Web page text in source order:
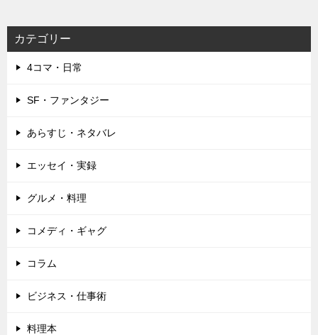
カテゴリー
4コマ・日常
SF・ファンタジー
あらすじ・ネタバレ
エッセイ・実録
グルメ・料理
コメディ・ギャグ
コラム
ビジネス・仕事術
料理本